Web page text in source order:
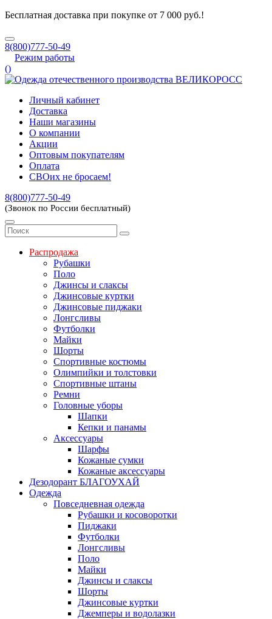
Бесплатная доставка при покупке от 7 000 руб.!
8(800)777-50-49
Режим работы
()
Личный кабинет
Доставка
Наши магазины
О компании
Акции
Оптовым покупателям
Оплата
СВОих не бросаем!
8(800)777-50-49
(Звонок по России бесплатный)
Распродажа
Рубашки
Поло
Джинсы и слаксы
Джинсовые куртки
Джинсовые пиджаки
Лонгсливы
Футболки
Майки
Шорты
Спортивные костюмы
Олимпийки и толстовки
Спортивные штаны
Ремни
Головные уборы
Шапки
Кепки и панамы
Аксессуары
Шарфы
Кожаные сумки
Кожаные аксессуары
Дезодорант БЛАГОУХАЙ
Одежда
Повседневная одежда
Рубашки и косоворотки
Пиджаки
Футболки
Лонгсливы
Поло
Майки
Джинсы и слаксы
Шорты
Джинсовые куртки
Джемперы и водолазки